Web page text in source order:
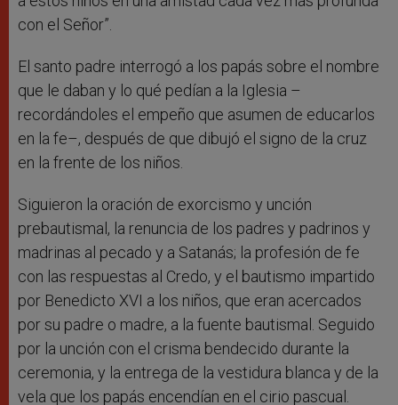
con el Señor”.
El santo padre interrogó a los papás sobre el nombre
que le daban y lo qué pedían a la Iglesia –
recordándoles el empeño que asumen de educarlos
en la fe–, después de que dibujó el signo de la cruz
en la frente de los niños.
Siguieron la oración de exorcismo y unción
prebautismal, la renuncia de los padres y padrinos y
madrinas al pecado y a Satanás; la profesión de fe
con las respuestas al Credo, y el bautismo impartido
por Benedicto XVI a los niños, que eran acercados
por su padre o madre, a la fuente bautismal. Seguido
por la unción con el crisma bendecido durante la
ceremonia, y la entrega de la vestidura blanca y de la
vela que los papás encendían en el cirio pascual.